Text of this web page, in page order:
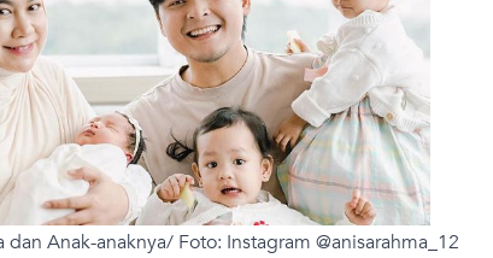
dan Anak-anaknya/ Foto: Instagram @anisarahma_12